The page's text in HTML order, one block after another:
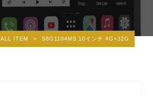
ALL ITEM > S8G1104MS 10インチ 4G+32G